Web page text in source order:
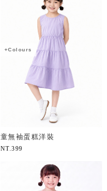
+Colours
童無袖蛋糕洋裝
NT.399